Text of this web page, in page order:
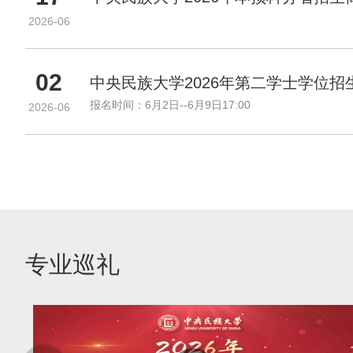
2026-06
02 中央民族大学2026年第二学士学位招
2026-06 报名时间：6月2日--6月9日17:00
专业巡礼